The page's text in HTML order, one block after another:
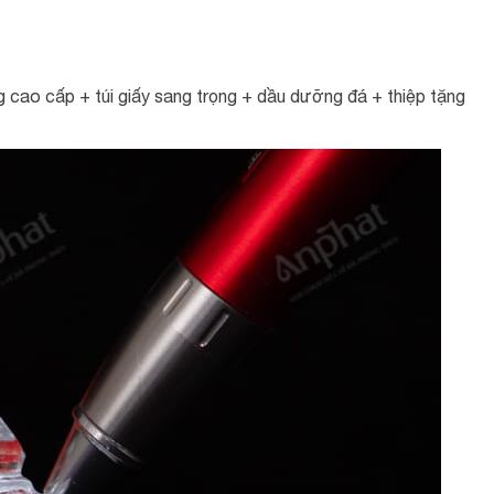
cao cấp + túi giấy sang trọng + dầu dưỡng đá + thiệp tặng